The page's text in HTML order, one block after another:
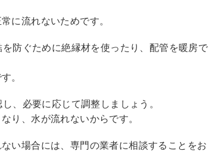
に流れないためです。
防ぐために絶縁材を使ったり、配管を暖房で
。
、必要に応じて調整しましょう。
り、水が流れないからです。
い場合には、専門の業者に相談することをお